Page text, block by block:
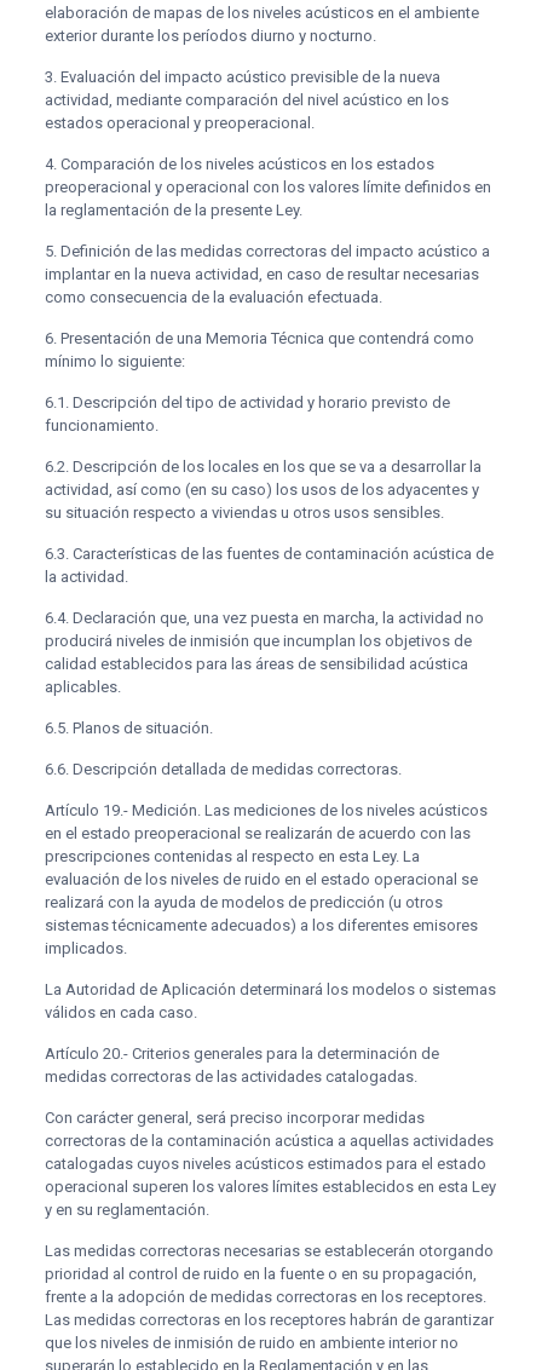
elaboración de mapas de los niveles acústicos en el ambiente
exterior durante los períodos diurno y nocturno.
3. Evaluación del impacto acústico previsible de la nueva
actividad, mediante comparación del nivel acústico en los
estados operacional y preoperacional.
4. Comparación de los niveles acústicos en los estados
preoperacional y operacional con los valores límite definidos en
la reglamentación de la presente Ley.
5. Definición de las medidas correctoras del impacto acústico a
implantar en la nueva actividad, en caso de resultar necesarias
como consecuencia de la evaluación efectuada.
6. Presentación de una Memoria Técnica que contendrá como
mínimo lo siguiente:
6.1. Descripción del tipo de actividad y horario previsto de
funcionamiento.
6.2. Descripción de los locales en los que se va a desarrollar la
actividad, así como (en su caso) los usos de los adyacentes y
su situación respecto a viviendas u otros usos sensibles.
6.3. Características de las fuentes de contaminación acústica de
la actividad.
6.4. Declaración que, una vez puesta en marcha, la actividad no
producirá niveles de inmisión que incumplan los objetivos de
calidad establecidos para las áreas de sensibilidad acústica
aplicables.
6.5. Planos de situación.
6.6. Descripción detallada de medidas correctoras.
Artículo 19.- Medición. Las mediciones de los niveles acústicos
en el estado preoperacional se realizarán de acuerdo con las
prescripciones contenidas al respecto en esta Ley. La
evaluación de los niveles de ruido en el estado operacional se
realizará con la ayuda de modelos de predicción (u otros
sistemas técnicamente adecuados) a los diferentes emisores
implicados.
La Autoridad de Aplicación determinará los modelos o sistemas
válidos en cada caso.
Artículo 20.- Criterios generales para la determinación de
medidas correctoras de las actividades catalogadas.
Con carácter general, será preciso incorporar medidas
correctoras de la contaminación acústica a aquellas actividades
catalogadas cuyos niveles acústicos estimados para el estado
operacional superen los valores límites establecidos en esta Ley
y en su reglamentación.
Las medidas correctoras necesarias se establecerán otorgando
prioridad al control de ruido en la fuente o en su propagación,
frente a la adopción de medidas correctoras en los receptores.
Las medidas correctoras en los receptores habrán de garantizar
que los niveles de inmisión de ruido en ambiente interior no
superarán lo establecido en la Reglamentación y en las